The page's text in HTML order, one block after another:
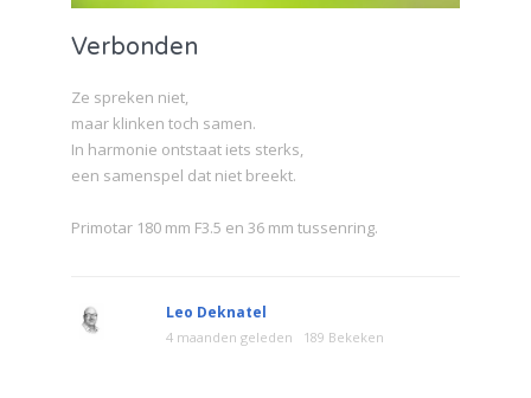
Verbonden
Ze spreken niet,
maar klinken toch samen.
In harmonie ontstaat iets sterks,
een samenspel dat niet breekt.
Primotar 180 mm F3.5 en 36 mm tussenring.
Leo Deknatel
4 maanden geleden 189 Bekeken